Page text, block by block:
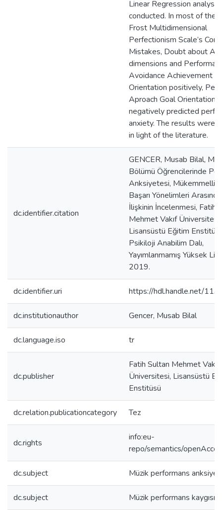
Linear Regression
conducted. In most of the
Frost Multidimensional
Perfectionism Scale’s
Mistakes, Doubt about
dimensions and
Avoidance Achievement
Orientation positively,
Aproach Goal Orientation
negatively predicted
anxiety. The results were
in light of the literature.
dc.identifier.citation
GENCER, Musab Bilal,
Bölümü Öğrencilerinde
Anksiyetesi,
Başarı Yönelimleri
İlişkinin İncelenmesi, Fatih
Mehmet Vakıf Üniversitesi
Lisansüstü Eğitim
Psikiloji Anabilim Dalı,
Yayımlanmamış Yüksek
2019.
dc.identifier.uri https://hdl.handle.net/
dc.institutionauthor Gencer, Musab Bilal
dc.language.iso tr
dc.publisher
Fatih Sultan Mehmet Vakıf
Üniversitesi, Lisansüstü
Enstitüsü
dc.relation.publicationcategory Tez
dc.rights
info:eu-
repo/semantics/
dc.subject Müzik performans
dc.subject Müzik performans kaygısı